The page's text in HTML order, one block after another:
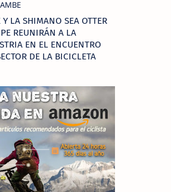
Y LA SHIMANO SEA OTTER
REUNIRÁN A LA
EN EL ENCUENTRO
DE LA BICICLETA